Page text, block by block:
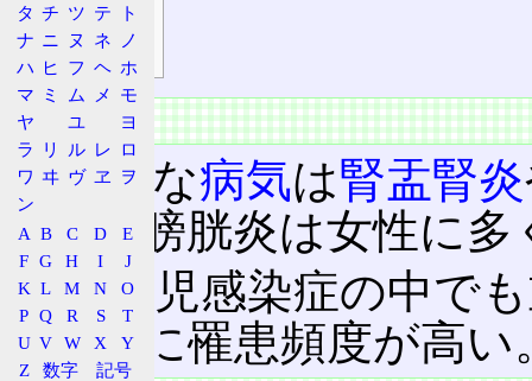
疾患
診察・治療
病態
代表的な病気は腎盂腎炎
腎炎や膀胱炎は女性に
また小児感染症の中で
炎と共に罹患頻度が高い
タ チ ツ テ
ト
ナ ニ ヌ ネ
ノ
ハ ヒ フ ヘ ホ
マ ミ ム メ
モ
ヤ
ユ
ヨ
ラ
リ ル レ ロ
ワ ヰ ヴ ヱ
ヲ
ン
A B C D
E
F G H I
J
K L M N
O
P Q R S
T
U V W X
Y
Z
数字 記号